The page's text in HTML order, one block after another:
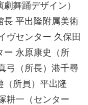
舞踊デザイン）
長 平出隆附属美術
ヴセンター 久保田
ー 永原康史（所
弓（所長）港千尋
（所員）平出隆
耕一（センター